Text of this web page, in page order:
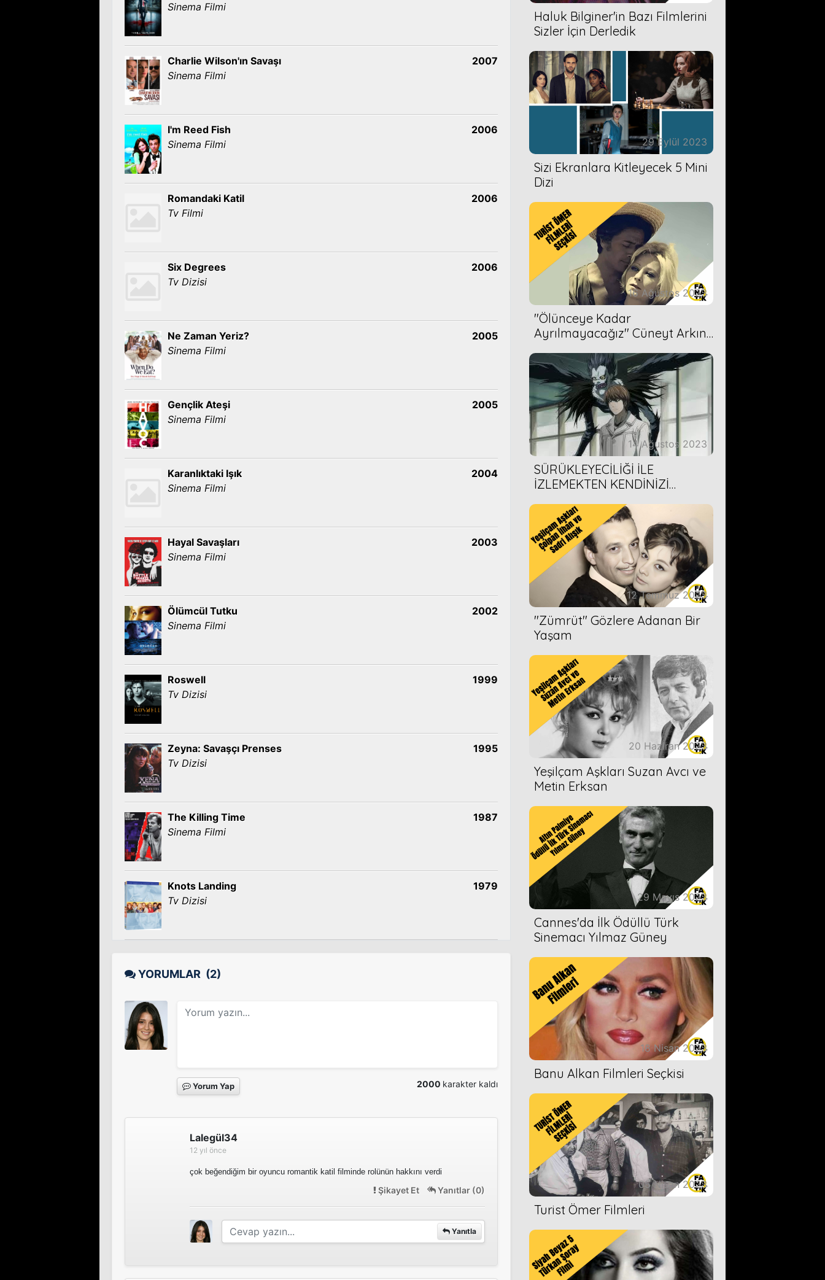
Sinema Filmi
Charlie Wilson'ın Savaşı
Sinema Filmi
2007
I'm Reed Fish
Sinema Filmi
2006
Romandaki Katil
Tv Filmi
2006
Six Degrees
Tv Dizisi
2006
Ne Zaman Yeriz?
Sinema Filmi
2005
Gençlik Ateşi
Sinema Filmi
2005
Karanlıktaki Işık
Sinema Filmi
2004
Hayal Savaşları
Sinema Filmi
2003
Ölümcül Tutku
Sinema Filmi
2002
Roswell
Tv Dizisi
1999
Zeyna: Savaşçı Prenses
Tv Dizisi
1995
The Killing Time
Sinema Filmi
1987
Knots Landing
Tv Dizisi
1979
YORUMLAR (2)
Yorum Yap 2000 karakter kaldı
Lalegül34
12 yıl önce
çok beğendiğim bir oyuncu romantik katil filminde rolünün hakkını verdi
Şikayet Et Yanıtlar (0)
Yanıtla
Haluk Bilginer'in Bazı Filmlerini
Sizler İçin Derledik
29 Eylül 2023
Sizi Ekranlara Kitleyecek 5 Mini
Dizi
16 Ağustos 2023
''Ölünceye Kadar
Ayrılmayacağız'' Cüneyt Arkın-
14 Ağustos 2023
SÜRÜKLEYECİLİĞİ İLE
İZLEMEKTEN KENDİNİZİ
ÖNERİMİZ
12 Temmuz 2023
''Zümrüt'' Gözlere Adanan Bir
Yaşam
20 Haziran 2023
Yeşilçam Aşkları Suzan Avcı ve
Metin Erksan
29 Mayıs 2023
Cannes'da İlk Ödüllü Türk
Sinemacı Yılmaz Güney
18 Nisan 2023
Banu Alkan Filmleri Seçkisi
05 Nisan 2023
Turist Ömer Filmleri